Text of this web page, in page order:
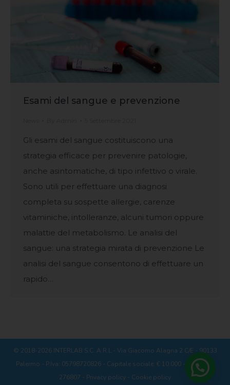
Esami del sangue e prevenzione
Gli esami del sangue costituiscono una
strategia efficace per prevenire patologie,
anche asintomatiche, di tipo infettivo o virale.
Sono utili per effettuare una diagnosi
completa su sospette allergie, carenze
vitaminiche, intolleranze, alcuni tumori oppure
malattie del metabolismo. Le analisi del
sangue: una strategia mirata di prevenzione Le
analisi del sangue consentono di effettuare un
rapido…
© 2018-2026 INTERLAB S.C. A R.L - Via Giacomo Alagna 2 C/E - 90133
Palermo - P.Iva: 05798720826 - Capitale sociale: € 10.000 - REA: PA -
276807 - Privacy policy - Cookie policy